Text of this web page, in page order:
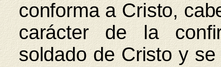
conforma a Cristo,
carácter de la
soldado de Cristo y